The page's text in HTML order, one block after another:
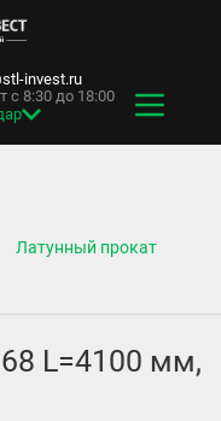
invest.ru
с 8:30 до 18:00
Латунный прокат
L=4100 мм,